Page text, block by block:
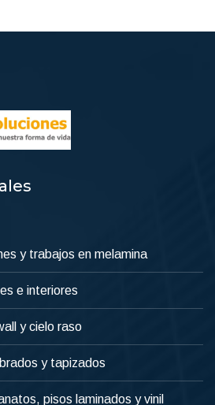
y trabajos en melamina
e interiores
y cielo raso
y tapizados
pisos laminados y vinil